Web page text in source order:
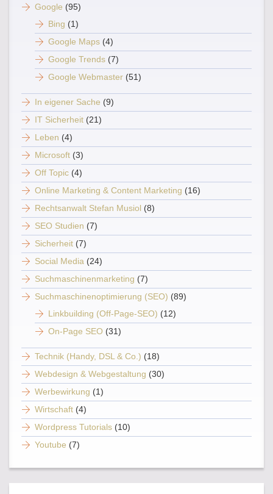
Google (95)
Bing (1)
Google Maps (4)
Google Trends (7)
Google Webmaster (51)
In eigener Sache (9)
IT Sicherheit (21)
Leben (4)
Microsoft (3)
Off Topic (4)
Online Marketing & Content Marketing (16)
Rechtsanwalt Stefan Musiol (8)
SEO Studien (7)
Sicherheit (7)
Social Media (24)
Suchmaschinenmarketing (7)
Suchmaschinenoptimierung (SEO) (89)
Linkbuilding (Off-Page-SEO) (12)
On-Page SEO (31)
Technik (Handy, DSL & Co.) (18)
Webdesign & Webgestaltung (30)
Werbewirkung (1)
Wirtschaft (4)
Wordpress Tutorials (10)
Youtube (7)